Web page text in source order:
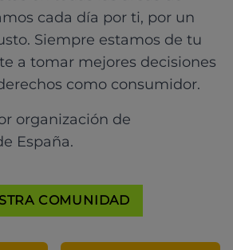
cada día por ti, por un
Siempre estamos de tu
a tomar mejores decisiones
como consumidor.
organización de
España.
COMUNIDAD